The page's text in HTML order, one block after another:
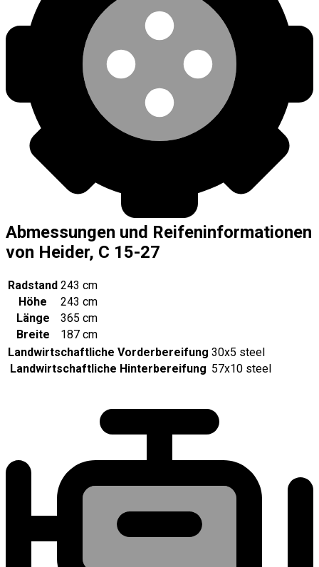
Abmessungen und Reifeninformationen
von Heider, C 15-27
Radstand 243 cm
Höhe
243 cm
Länge
365 cm
Breite
187 cm
Landwirtschaftliche Vorderbereifung 30x5 steel
Landwirtschaftliche Hinterbereifung 57x10 steel